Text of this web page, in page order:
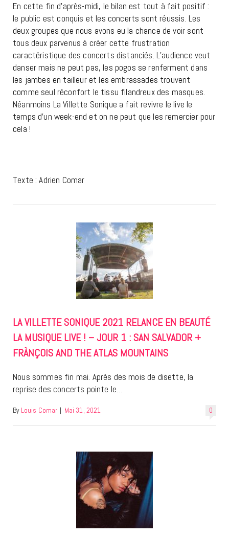
En cette fin d’après-midi, le bilan est tout à fait positif :
le public est conquis et les concerts sont réussis. Les
deux groupes que nous avons eu la chance de voir sont
tous deux parvenus à créer cette frustration
caractéristique des concerts distanciés. L’audience veut
danser mais ne peut pas, les pogos se renferment dans
les jambes en tailleur et les embrassades trouvent
comme seul réconfort le tissu filandreux des masques.
Néanmoins La Villette Sonique a fait revivre le live le
temps d’un week-end et on ne peut que les remercier pour
cela !
Texte : Adrien Comar
LA VILLETTE SONIQUE 2021 RELANCE EN BEAUTÉ
LA MUSIQUE LIVE ! – JOUR 1 : SAN SALVADOR +
FRÀNÇOIS AND THE ATLAS MOUNTAINS
Nous sommes fin mai. Après des mois de disette, la
reprise des concerts pointe le…
0
By Louis Comar | Mai 31, 2021